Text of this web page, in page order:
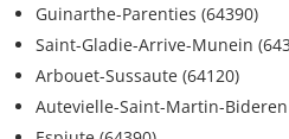
Guinarthe-Parenties (64390)
Saint-Gladie-Arrive-Munein
Arbouet-Sussaute (64120)
Autevielle-Saint-Martin-Bideren